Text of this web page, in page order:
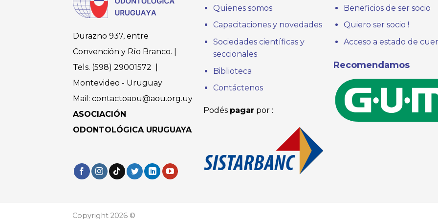
Durazno 937, entre
Convención y Río Branco. |
Tels. (598) 29001572 |
Montevideo - Uruguay
Mail: contactoaou@aou.org.uy
ASOCIACIÓN
ODONTOLÓGICA URUGUAYA
Quienes somos
Capacitaciones y novedades
Sociedades científicas y
seccionales
Biblioteca
Contáctenos
Podés pagarpor :
Beneficios de ser socio
Quiero ser socio !
Acceso a estado de
Recomendamos
Copyright 2026 ©